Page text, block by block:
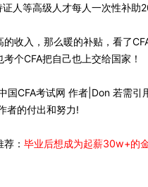
等高级人才每人一次性补助
入，那么暖的补贴，看了CFA
个CFA把自己也上交给国家！
CFA考试网 作者|Don 若需引
者的付出和努力!
： 毕业后想成为起薪30w+的